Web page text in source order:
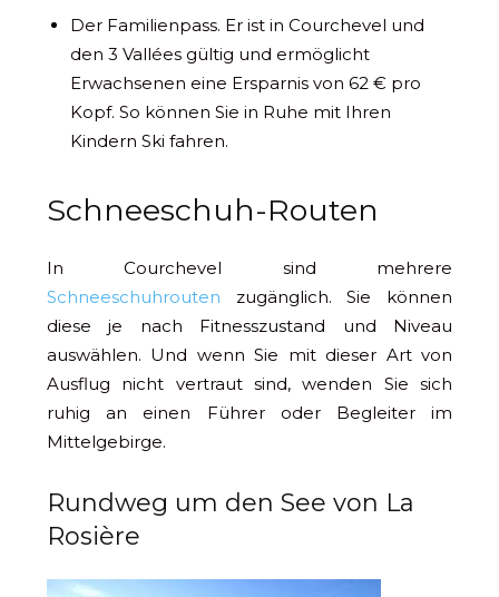
Der Familienpass. Er ist in Courchevel und
den 3 Vallées gültig und ermöglicht
Erwachsenen eine Ersparnis von 62 € pro
Kopf. So können Sie in Ruhe mit Ihren
Kindern Ski fahren.
Schneeschuh-Routen
In Courchevel sind mehrere
Schneeschuhrouten zugänglich. Sie können
diese je nach Fitnesszustand und Niveau
auswählen. Und wenn Sie mit dieser Art von
Ausflug nicht vertraut sind, wenden Sie sich
ruhig an einen Führer oder Begleiter im
Mittelgebirge.
Rundweg um den See von La
Rosière